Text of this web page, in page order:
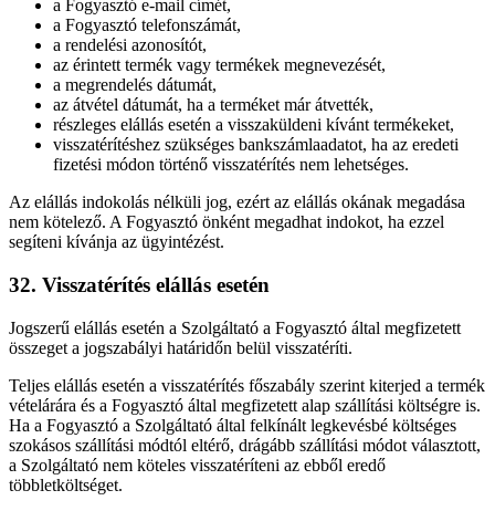
a Fogyasztó e-mail címét,
a Fogyasztó telefonszámát,
a rendelési azonosítót,
az érintett termék vagy termékek megnevezését,
a megrendelés dátumát,
az átvétel dátumát, ha a terméket már átvették,
részleges elállás esetén a visszaküldeni kívánt termékeket,
visszatérítéshez szükséges bankszámlaadatot, ha az eredeti
fizetési módon történő visszatérítés nem lehetséges.
Az elállás indokolás nélküli jog, ezért az elállás okának megadása
nem kötelező. A Fogyasztó önként megadhat indokot, ha ezzel
segíteni kívánja az ügyintézést.
32. Visszatérítés elállás esetén
Jogszerű elállás esetén a Szolgáltató a Fogyasztó által megfizetett
összeget a jogszabályi határidőn belül visszatéríti.
Teljes elállás esetén a visszatérítés főszabály szerint kiterjed a termék
vételárára és a Fogyasztó által megfizetett alap szállítási költségre is.
Ha a Fogyasztó a Szolgáltató által felkínált legkevésbé költséges
szokásos szállítási módtól eltérő, drágább szállítási módot választott,
a Szolgáltató nem köteles visszatéríteni az ebből eredő
többletköltséget.